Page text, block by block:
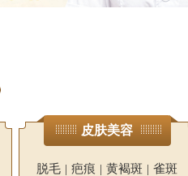
皮肤美容
脱毛 | 疤痕 | 黄褐斑 | 雀斑